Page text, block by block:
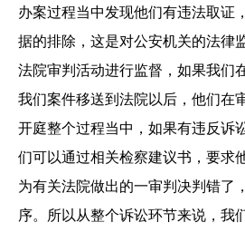
办案过程当中发现他们有违法取证
据的排除，这是对公安机关的法律
法院审判活动进行监督，如果我们
我们案件移送到法院以后，他们在
开庭整个过程当中，如果有违反诉
们可以通过相关检察建议书，要求
为有关法院做出的一审判决判错了
序。所以从整个诉讼环节来说，我